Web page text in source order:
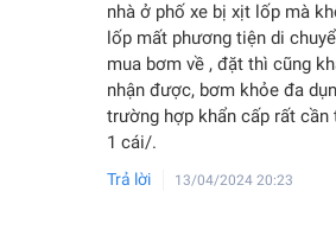
nhà ở phố xe bị xịt lốp mà
lốp mất phương tiện di
mua bơm về , đặt thì cũng
nhận được, bơm khỏe đa
trường hợp khẩn cấp rất
1 cái/.
Trả lời 13/04/2024 20:23